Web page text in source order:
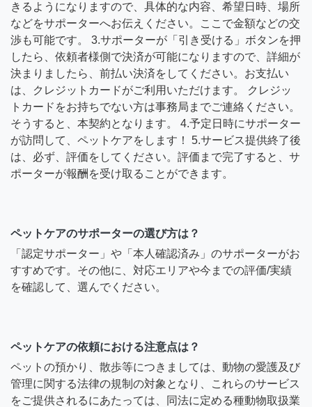
きるようになりますので、具体的な内容、希望日時、場所
などをサポーターへお伝えください。ここで金額などの交
渉も可能です。 3.サポーターが「引き受ける」ボタンを押
したら、依頼者様側で決済が可能になりますので、詳細が
決まりましたら、前払い決済をしてください。お支払い
は、クレジットカードがご利用いただけます。 クレジッ
トカードをお持ちでない方は事務局までご連絡ください。
そうすると、本契約となります。 4.予定日時にサポーター
が訪問して、ペットケアをします！ 5.サービス提供終了後
は、必ず、評価をしてください。評価まで完了すると、サ
ポーターが報酬を受け取ることができます。
ペットケアのサポーターの選び方は？
「認定サポーター」や「本人確認済み」のサポーターがお
すすめです。その他に、対応エリアや今までの評価/実績
を確認して、選んでください。
ペットケアの依頼における注意点は？
ペットの預かり、散歩等につきましては、動物の愛護及び
管理に関する法律の規制の対象となり、これらのサービス
をご提供されるにあたっては、同法に定める種動物取扱業